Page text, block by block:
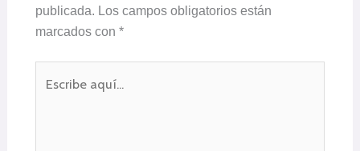
publicada. Los campos obligatorios están
marcados con *
aquí...